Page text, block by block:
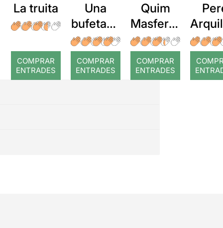
La truita
COMPRAR
ENTRADES
Una
bufetada
a temps
COMPRAR
ENTRADES
Quim
Masferre
r: Temps
COMPRAR
ENTRADES
: